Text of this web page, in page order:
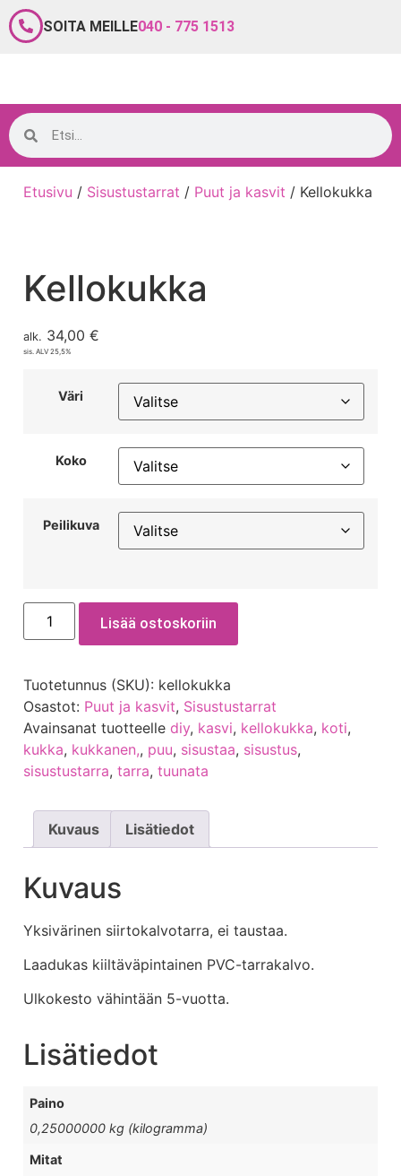
SOITA MEILLE040 - 775 1513
Etusivu / Sisustustarrat / Puut ja kasvit / Kellokukka
Kellokukka
alk. 34,00 €
sis. ALV 25,5%
Väri
Koko
Peilikuva
Lisää ostoskoriin
Tuotetunnus (SKU): kellokukka
Osastot: Puut ja kasvit, Sisustustarrat
Avainsanat tuotteelle diy, kasvi, kellokukka, koti,
kukka, kukkanen,, puu, sisustaa, sisustus,
sisustustarra, tarra, tuunata
Kuvaus Lisätiedot
Kuvaus
Yksivärinen siirtokalvotarra, ei taustaa.
Laadukas kiiltäväpintainen PVC-tarrakalvo.
Ulkokesto vähintään 5-vuotta.
Lisätiedot
Paino
0,25000000 kg (kilogramma)
Mitat